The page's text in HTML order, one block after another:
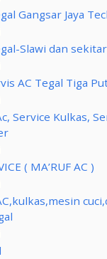
Gangsar Jaya
Slawi dan
AC Tegal Tiga
Service Kulkas,
( MA’RUF AC )